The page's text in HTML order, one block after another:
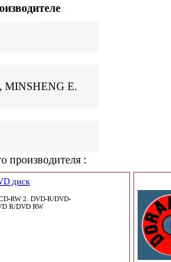
MINSHENG E.
производителя :
диск
RW 2. DVD-R/DVD-
R/DVD RW